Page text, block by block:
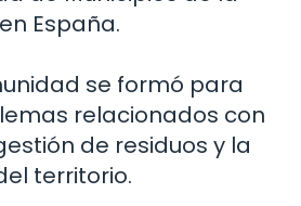
España.
se formó para
relacionados con
de residuos y la
territorio.